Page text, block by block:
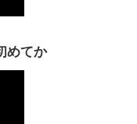
めてか